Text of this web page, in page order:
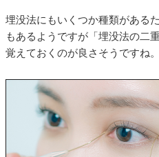
埋没法にもいくつか種類がある
もあるようですが「埋没法の二
覚えておくのが良さそうですね。